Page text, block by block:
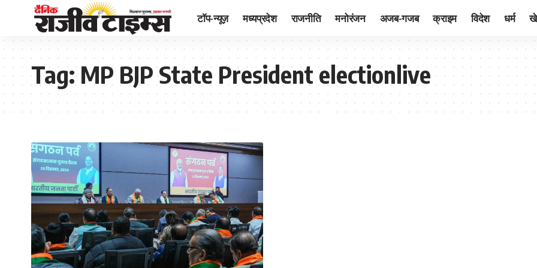
टॉप-न्यूज़ मध्यप्रदेश राजनीति मनोरंजन अजब-गजब क्राइम विदेश धर्म
Tag:MP BJP State President electionlive